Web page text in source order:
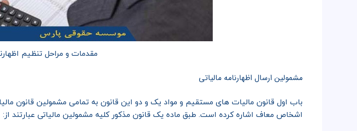
مقدمات و مراحل تنظیم
مشمولین ارسال اظهارنامه مالیاتی
باب اول قانون مالیات های مستقیم و مواد یک و دو این قانون به تمامی مشمولین قانون
اشخاص معاف اشاره کرده است. طبق ماده یک قانون مذکور کلیه مشمولین مالیاتی عبارتند از: